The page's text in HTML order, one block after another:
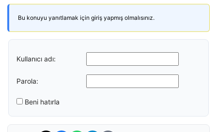
Bu konuyu yanıtlamak için giriş yapmış olmalısınız.
Kullanıcı adı:
Parola:
Beni hatırla